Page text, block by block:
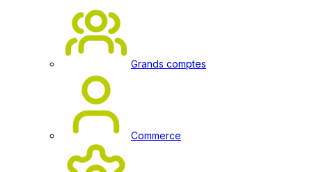
Grands comptes
Commerce